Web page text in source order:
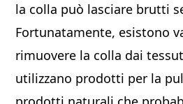
la colla può lasciare brutti
Fortunatamente, esistono
rimuovere la colla dai
utilizzano prodotti per la